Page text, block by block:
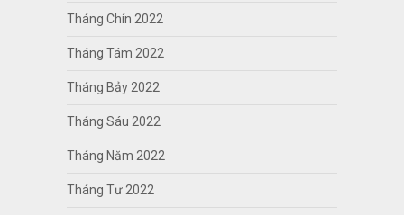
Tháng Chín 2022
Tháng Tám 2022
Tháng Bảy 2022
Tháng Sáu 2022
Tháng Năm 2022
Tháng Tư 2022